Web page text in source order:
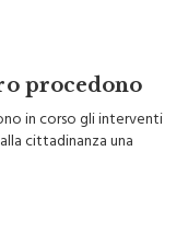
procedono
in corso gli interventi
cittadinanza una